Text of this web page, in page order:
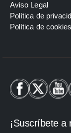
Aviso Legal
Política de
Política de cookies
¡Suscríbete a